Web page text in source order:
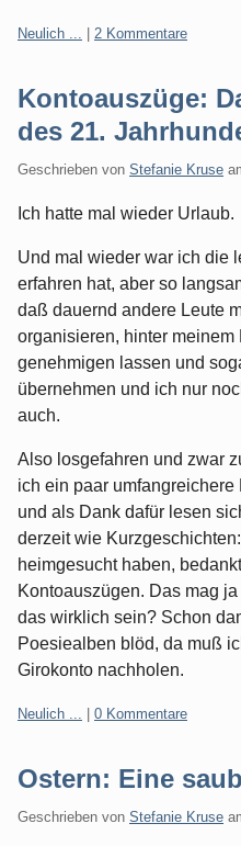
Kategorien:
Neulich ... 2 Kommentare
Kontoauszüge:
des 21.
Geschrieben von Stefanie Kruse
Ich hatte mal wieder Urlaub.
Und mal wieder war ich die
erfahren hat, aber so
daß dauernd andere Leute
organisieren, hinter
genehmigen lassen und
übernehmen und ich nur
auch.
Also losgefahren und zwar
ich ein paar
und als Dank dafür lesen
derzeit wie
heimgesucht haben,
Kontoauszügen. Das mag
das wirklich sein? Schon
Poesiealben blöd, da muß
Girokonto nachholen.
Kategorien:
Neulich ... 0 Kommentare
Ostern: Eine
Geschrieben von Stefanie Kruse